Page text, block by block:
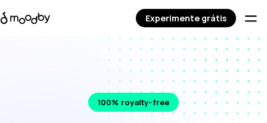
100% royalty-free
Experimente grátis